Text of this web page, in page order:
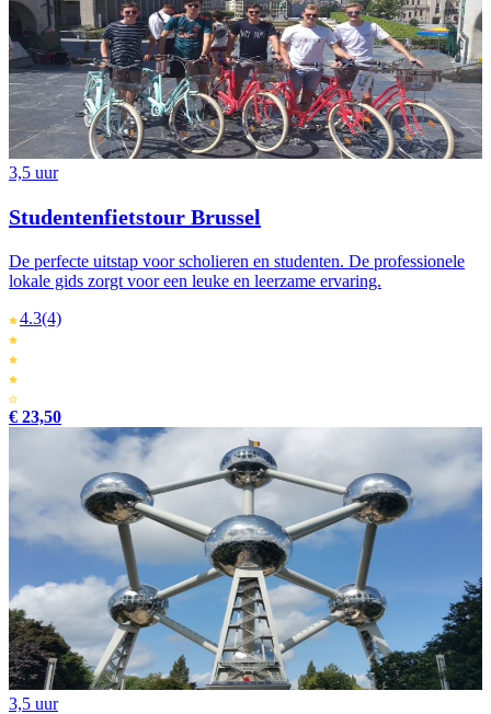
3,5 uur
Studentenfietstour Brussel
De perfecte uitstap voor scholieren en studenten. De professionele
lokale gids zorgt voor een leuke en leerzame ervaring.
4.3(4)
€ 23,50
3,5 uur